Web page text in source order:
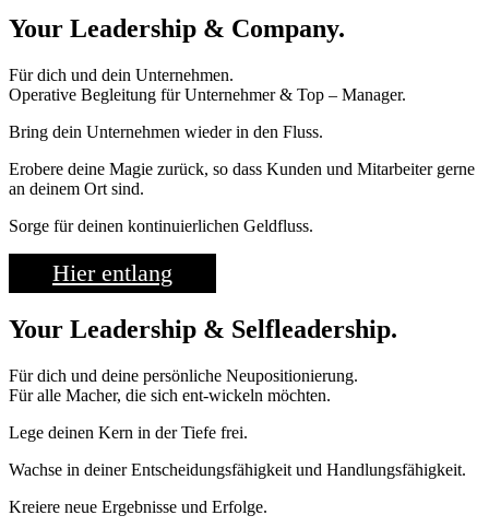
Your Leadership & Company.
Für dich und dein Unternehmen.
Operative Begleitung für Unternehmer & Top – Manager.
Bring dein Unternehmen wieder in den Fluss.
Erobere deine Magie zurück, so dass Kunden und Mitarbeiter gerne
an deinem Ort sind.
Sorge für deinen kontinuierlichen Geldfluss.
Hier entlang
Your Leadership & Selfleadership.
Für dich und deine persönliche Neupositionierung.
Für alle Macher, die sich ent-wickeln möchten.
Lege deinen Kern in der Tiefe frei.
Wachse in deiner Entscheidungsfähigkeit und Handlungsfähigkeit.
Kreiere neue Ergebnisse und Erfolge.